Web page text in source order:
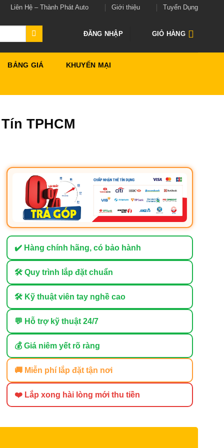
Liên Hệ – Thành Phát Auto Giới thiệu Tuyển Dụng
ĐĂNG NHẬP GIỎ HÀNG
BẢNG GIÁ KHUYẾN MẠI
TPHCM
✔️ Hàng chính hãng, có bảo hành
🛠 Quy trình lắp đặt chuẩn
🛠 Kỹ thuật viên tay nghề cao
💬 Hỗ trợ kỹ thuật 24/7
💰 Giá niêm yết rõ ràng
🚚 Miễn phí lắp đặt tận nơi
❤️ Lắp xong hài lòng mới thu tiền